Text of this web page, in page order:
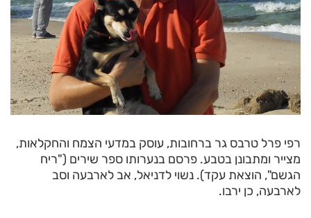
רפי פרל טרבס גר ברחובות, עוסק במדעי הצמח והחקלאות,
מצייר ומתבונן בטבע. פרסם בנערותו ספר שירים ("ריח
הגשם", הוצאת עקד). נשוי לדניאל, אב לארבעה וסב
לארבעה, כן ירבו.